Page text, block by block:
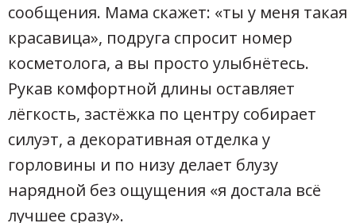
сообщения. Мама скажет: «ты у меня такая
красавица», подруга спросит номер
косметолога, а вы просто улыбнётесь.
Рукав комфортной длины оставляет
лёгкость, застёжка по центру собирает
силуэт, а декоративная отделка у
горловины и по низу делает блузу
нарядной без ощущения «я достала всё
лучшее сразу».